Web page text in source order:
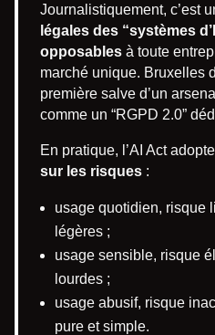
Journalistiquement, c’est
légales des “systèmes
opposables à toute
marché unique. Bruxelles
première salve d’un
comme un “RGPD 2.0”
En pratique, l’AI Act
sur les risques :
usage quotidien, risque
légères ;
usage sensible, risque
lourdes ;
usage abusif, risque
pure et simple.